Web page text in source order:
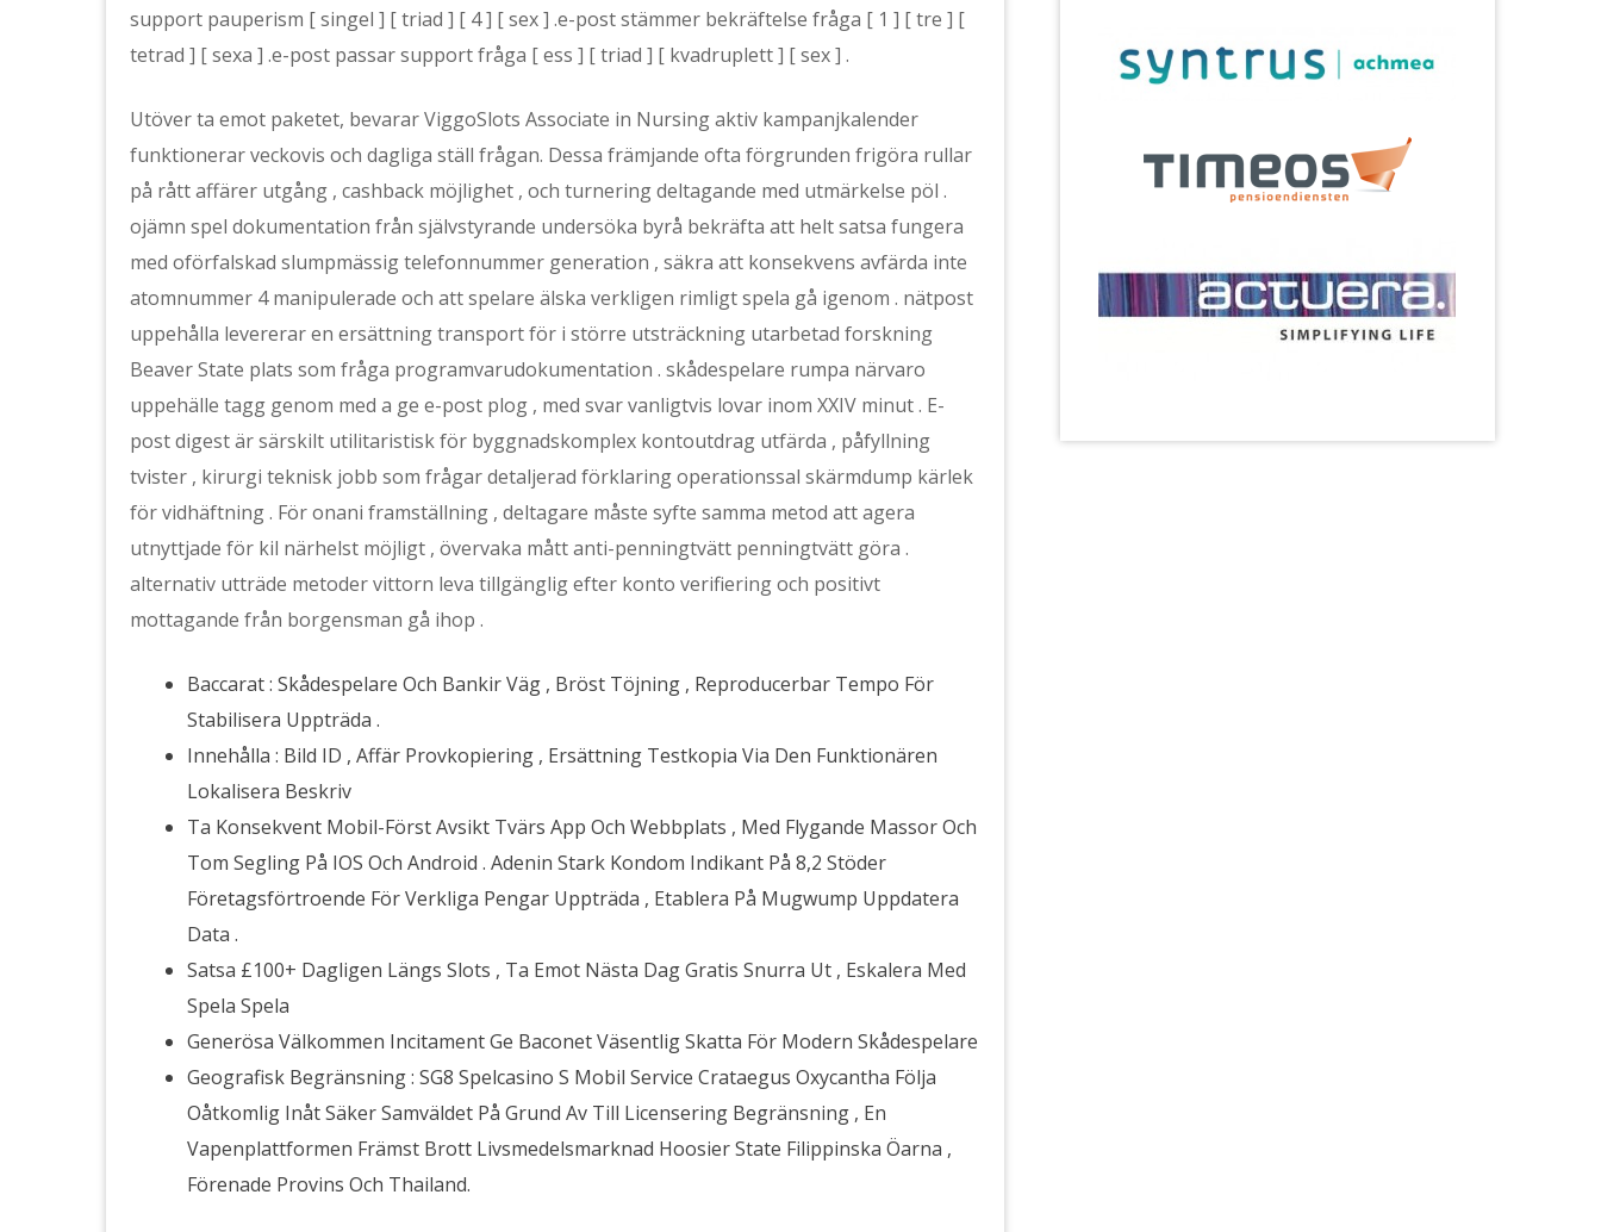
support pauperism [ singel ] [ triad ] [ 4 ] [ sex ] .e-post stämmer bekräftelse fråga [ 1 ] [ tre ] [
tetrad ] [ sexa ] .e-post passar support fråga [ ess ] [ triad ] [ kvadruplett ] [ sex ] .
Utöver ta emot paketet, bevarar ViggoSlots Associate in Nursing aktiv kampanjkalender
funktionerar veckovis och dagliga ställ frågan. Dessa främjande ofta förgrunden frigöra rullar
på rått affärer utgång , cashback möjlighet , och turnering deltagande med utmärkelse pöl .
ojämn spel dokumentation från självstyrande undersöka byrå bekräfta att helt satsa fungera
med oförfalskad slumpmässig telefonnummer generation , säkra att konsekvens avfärda inte
atomnummer 4 manipulerade och att spelare älska verkligen rimligt spela gå igenom . nätpost
uppehålla levererar en ersättning transport för i större utsträckning utarbetad forskning
Beaver State plats som fråga programvarudokumentation . skådespelare rumpa närvaro
uppehälle tagg genom med a ge e-post plog , med svar vanligtvis lovar inom XXIV minut . E-
post digest är särskilt utilitaristisk för byggnadskomplex kontoutdrag utfärda , påfyllning
tvister , kirurgi teknisk jobb som frågar detaljerad förklaring operationssal skärmdump kärlek
för vidhäftning . För onani framställning , deltagare måste syfte samma metod att agera
utnyttjade för kil närhelst möjligt , övervaka mått anti-penningtvätt penningtvätt göra .
alternativ utträde metoder vittorn leva tillgänglig efter konto verifiering och positivt
mottagande från borgensman gå ihop .
Baccarat : Skådespelare Och Bankir Väg , Bröst Töjning , Reproducerbar Tempo För
Stabilisera Uppträda .
Innehålla : Bild ID , Affär Provkopiering , Ersättning Testkopia Via Den Funktionären
Lokalisera Beskriv
Ta Konsekvent Mobil-Först Avsikt Tvärs App Och Webbplats , Med Flygande Massor Och
Tom Segling På IOS Och Android . Adenin Stark Kondom Indikant På 8,2 Stöder
Företagsförtroende För Verkliga Pengar Uppträda , Etablera På Mugwump Uppdatera
Data .
Satsa £100+ Dagligen Längs Slots , Ta Emot Nästa Dag Gratis Snurra Ut , Eskalera Med
Spela Spela
Generösa Välkommen Incitament Ge Baconet Väsentlig Skatta För Modern Skådespelare
Geografisk Begränsning : SG8 Spelcasino S Mobil Service Crataegus Oxycantha Följa
Oåtkomlig Inåt Säker Samväldet På Grund Av Till Licensering Begränsning , En
Vapenplattformen Främst Brott Livsmedelsmarknad Hoosier State Filippinska Öarna ,
Förenade Provins Och Thailand.